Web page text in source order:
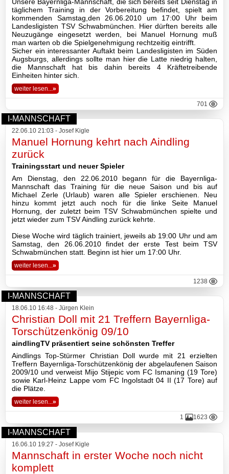
täglichem Training in der Vorbereitung befindet, spielt am
kommenden Samstag,den 26.06.2010 um 17:00 Uhr beim
Landesligisten TSV Schwabmünchen. Hier dürften bereits alle
Neuzugänge eingesetzt werden, bei Manuel Hornung muß
man warten ob die Spielgenehmigung rechtzeitig eintrifft.
Sicher ein interessanter Auftakt beim Landesligisten im Süden
Augsburgs, allerdings sollte man hier die Latte niedrig halten,
die Mannschaft hat bis dahin bereits 4 Kräftetreibende
Einheiten hinter sich.
weiter lesen... »
701
I-MANNSCHAFT
22.06.10 21:03 - Josef Kigle
Manuel Hornung kehrt nach Aindling
zurück
Trainingsstart und neuer Spieler
Am Dienstag, den 22.06.2010 begann für die Bayernliga-
Mannschaft das Training für die neue Saison und bis auf
Michael Zerle (Urlaub) waren alle Spieler erschienen. Neu
hinzu kommt jetzt auch noch für die linke Seite Manuel
Hornung, der zuletzt beim TSV Schwabmünchen spielte und
jetzt wieder zum TSV Aindling zurück kehrte.
Diese Woche wird täglich trainiert, jeweils ab 19:00 Uhr und am
Samstag, den 26.06.2010 findet der erste Test beim TSV
Schwabmünchen statt. Beginn ist hier um 17:00 Uhr.
weiter lesen...»
1238
I-MANNSCHAFT
18.06.10 16:48 - Jürgen Klein
Christian Doll mit 21 Treffern Bayernliga-
Torschützenkönig 09/10
aindlingTV präsentiert seine schönsten Treffer
Aindlings Top-Stürmer Christian Doll wurde mit 21 erzielten
Treffern Bayernliga-Torschützenkönig der abgelaufenen Saison
2009/10 und verweist Mijo Stijepic vom FC Ismaning (19 Tore)
sowie Karl-Heinz Lappe vom FC Ingolstadt 04 II (17 Tore) auf
die Plätze.
weiter lesen...»
1 1623
I-MANNSCHAFT
16.06.10 19:27 - Josef Kigle
Mannschaft in erster Woche noch nicht
komplett